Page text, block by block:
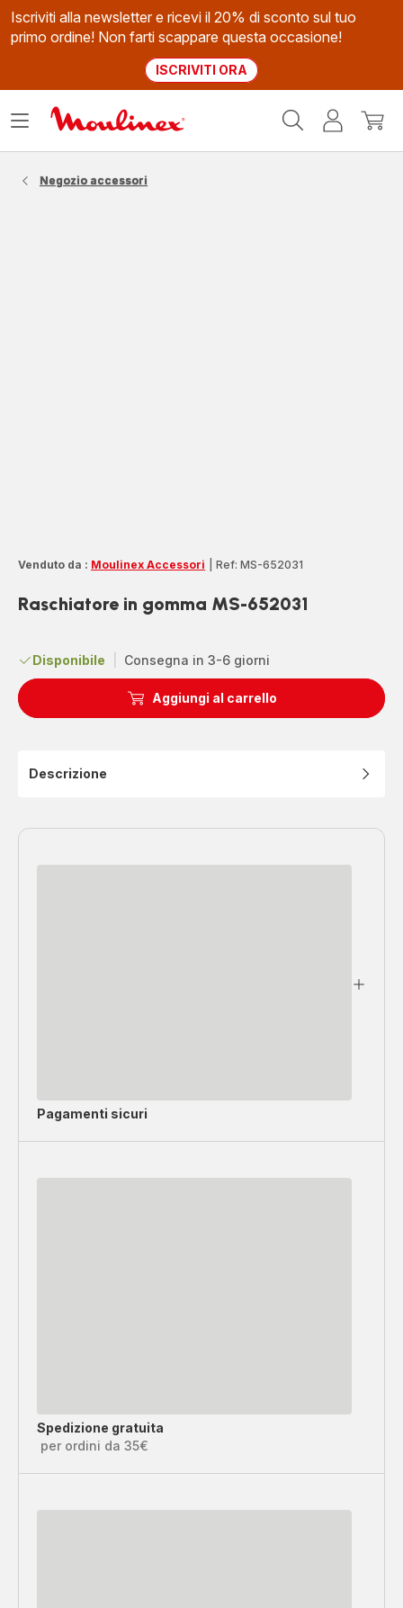
Iscriviti alla newsletter e ricevi il 20% di sconto sul tuo
primo ordine! Non farti scappare questa occasione!
ISCRIVITI ORA
Il
Apri
Negozio accessori
Venduto da : Moulinex Accessori Ref: MS-652031
Raschiatore in gomma MS-652031
Disponibile Consegna in 3-6 giorni
Aggiungi al carrello
Descrizione
Pagamenti sicuri
Spedizione gratuita
per ordini da 35€